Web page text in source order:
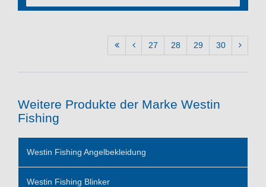
27 28 29 30
Weitere Produkte der Marke Westin
Fishing
Westin Fishing Angelbekleidung
Westin Fishing Blinker